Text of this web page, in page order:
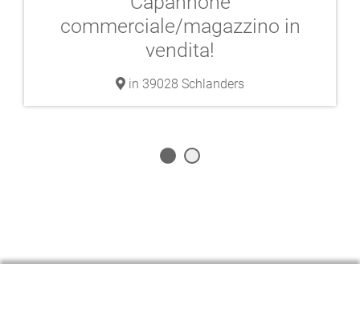
commerciale/magazzino in
vendita!
in 39028 Schlanders